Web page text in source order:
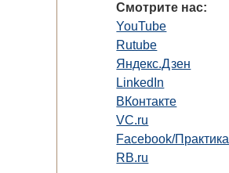
Смотрите нас:
YouTube
Rutube
Яндекс.Дзен
LinkedIn
ВКонтакте
VC.ru
Facebook/Практика
RB.ru